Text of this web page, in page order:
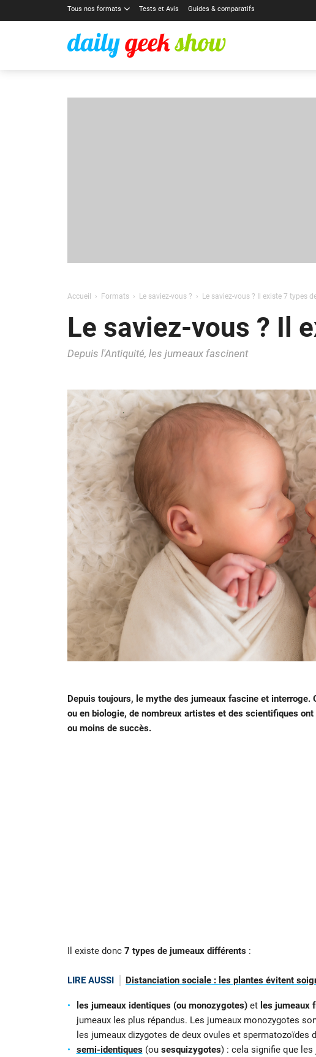
Tous nos formats Tests et Avis Guides & comparatifs
Accueil Formats Le saviez-vous ? Le saviez-vous ? Il existe 7 types
Le saviez-vous ? Il
Depuis l'Antiquité, les jumeaux fascinent
Depuis toujours, le mythe des jumeaux fascine et
ou en biologie, de nombreux artistes et des scientifiques
ou moins de succès.
Il existe donc 7 types de jumeaux différents:
LIRE AUSSI Distanciation sociale : les plantes évitent
les jumeaux identiques (ou monozygotes) etles jumeaux
jumeaux les plus répandus. Les jumeaux monozygotes
les jumeaux dizygotes de deux ovules et spermatozoïdes
semi-identiques(ou sesquizygotes) : cela signifie que